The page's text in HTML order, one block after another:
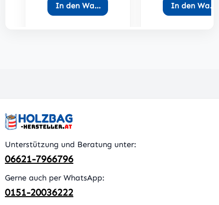
In den Warenkorb In den
Unterstützung und Beratung unter:
06621-7966796
Gerne auch per WhatsApp:
0151-20036222